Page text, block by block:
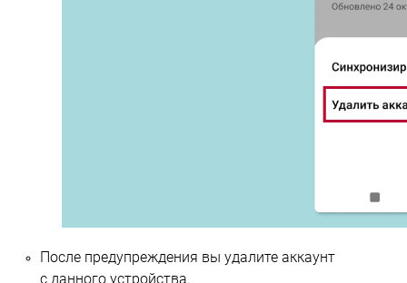
После предупреждения вы удалите аккаунт
с данного устройства.